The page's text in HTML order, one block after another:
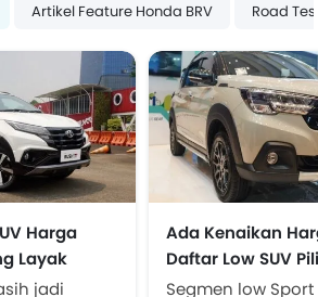
Artikel Feature Honda BRV Road
Harga
Layak
jadi
Ada Kenaikan
Daftar Low SUV
Awal Tahun
Segmen low Sport